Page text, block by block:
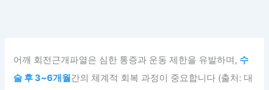
어깨 회전근개파열은 심한 통증과 운동 제한을 유발하며, 수
술 후 3~6개월간의 체계적 회복 과정이 중요합니다 (출처: 대